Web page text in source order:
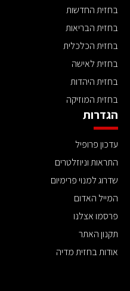
בחזית החדשות
בחזית הבריאות
בחזית הכלכלית
בחזית לאישה
בחזית היהדות
בחזית המוזיקה
הגדרות
עדכון פרופיל
התראות וניוזלטרים
שדרוג למנוי פרימיום
המייל האדום
פרסמו אצלנו
תקנון האתר
אודות בחזית מדיה